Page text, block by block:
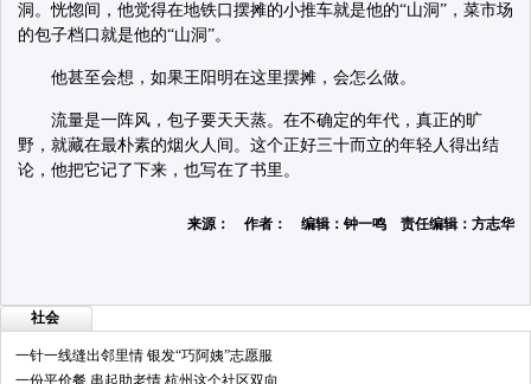
洞。恍惚间，他觉得在地铁口摆摊的小推车就是他的“山洞”，菜市场
的包子档口就是他的“山洞”。
他甚至会想，如果王阳明在这里摆摊，会怎么做。
流量是一阵风，包子要天天蒸。在不确定的年代，真正的旷
野，就藏在最朴素的烟火人间。这个正好三十而立的年轻人得出结
论，他把它记了下来，也写在了书里。
来源： 作者： 编辑：钟一鸣 责任编辑：方志华
社会
一针一线缝出邻里情 银发“巧阿姨”志愿服
一份平价餐 串起助老情 杭州这个社区双向